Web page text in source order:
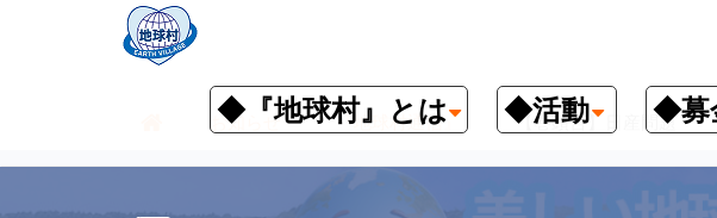
◆『地球村』とは ◆活動 ◆募
お知らせ 『地球村通信』 【巻頭言】日産問題